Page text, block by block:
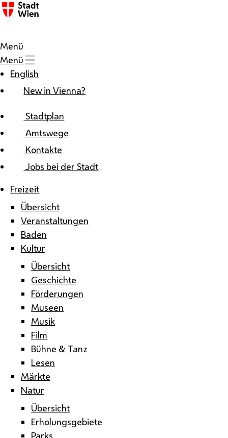
Zum Inhalt
Menü
Menü
English
New in Vienna?
Stadtplan
Amtswege
Kontakte
Jobs bei der Stadt
Freizeit
Übersicht
Veranstaltungen
Baden
Kultur
Übersicht
Geschichte
Förderungen
Museen
Musik
Film
Bühne & Tanz
Lesen
Märkte
Natur
Übersicht
Erholungsgebiete
Parks